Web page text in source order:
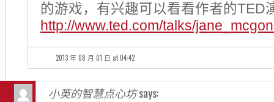
的游戏，有兴趣可以看看作者的TED
http://www.ted.com/talks/
2013 年 08 月 01 日 at 04:42
小英的智慧点心坊says: